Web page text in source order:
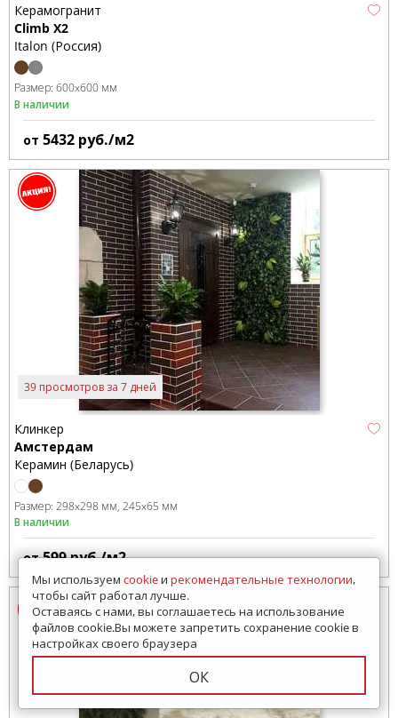
Керамогранит
Climb X2
Italon (Россия)
Размер: 600x600 мм
В наличии
от 5432 руб./м2
39 просмотров за 7 дней
Клинкер
Амстердам
Керамин (Беларусь)
Размер: 298x298 мм 245x65 мм
В наличии
от599руб./м2
Мы используем cookieи рекомендательные технологии,
чтобы сайт работал лучше.
Оставаясь с нами, вы соглашаетесь на использование
файлов cookie.Вы можете запретить сохранение cookie в
настройках своего браузера
ОК